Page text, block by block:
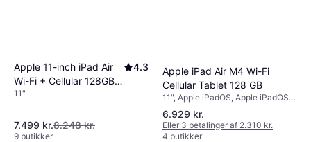
Apple 11-inch iPad Air
Wi-Fi + Cellular 128GB -
Blue (M4)
4.3
11"
7.499 kr.8.248 kr.
9 butikker
Apple iPad Air M4 Wi-Fi
Cellular Tablet 128 GB
11", Apple iPadOS, Apple iPadOS
18
6.929 kr.
Eller 3 betalinger af 2.310 kr.
4 butikker